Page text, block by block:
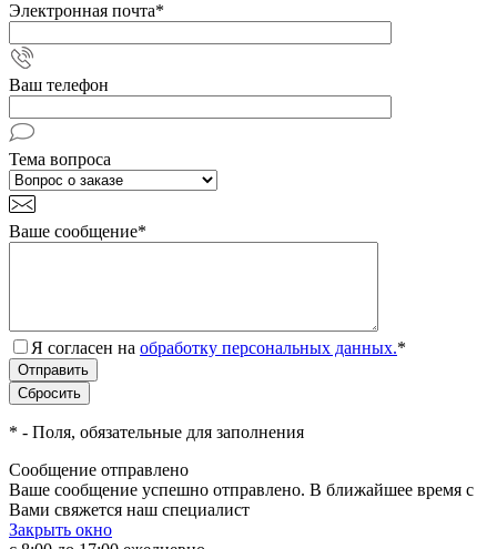
Электронная почта*
Ваш телефон
Тема вопроса
Ваше сообщение*
Я согласен на обработку персональных данных.*
* - Поля, обязательные для заполнения
Сообщение отправлено
Ваше сообщение успешно отправлено. В ближайшее время с
Вами свяжется наш специалист
Закрыть окно